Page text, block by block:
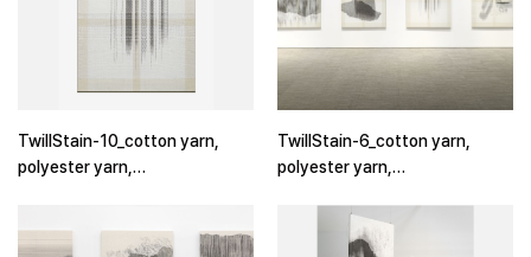
TwillStain-10_cotton yarn,
polyester yarn,
TwillStain-6_cotton yarn,
polyester yarn,